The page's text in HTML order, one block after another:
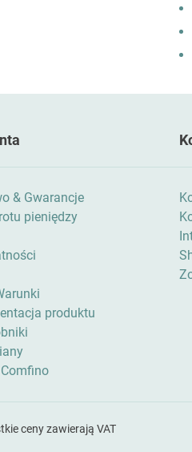
& Gwarancje
pieniędzy
produktu
ceny zawierają VAT